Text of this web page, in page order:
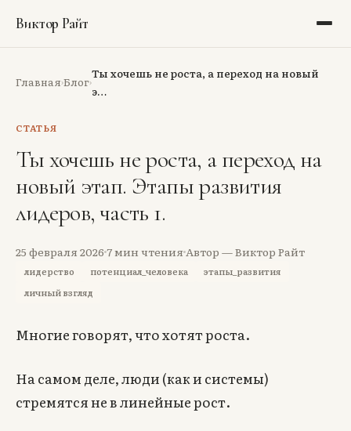
Виктор Райт
Портфолио
Обо мне
Аудит
Тёмная тема
Главная›Блог›
Ты хочешь не роста, а переход на новый
э…
СТАТЬЯ
Ты хочешь не роста, а переход на
новый этап. Этапы развития
лидеров, часть 1.
25 февраля 20267мин чтенияАвтор — Виктор Райт
лидерство потенциал_человека
этапы_развития
личный взгляд
Многие говорят, что хотят роста.
На самом деле, люди (как и системы)
стремятся не в линейные рост.